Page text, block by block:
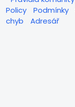
Policy
Podmínky
chyb
Adresář